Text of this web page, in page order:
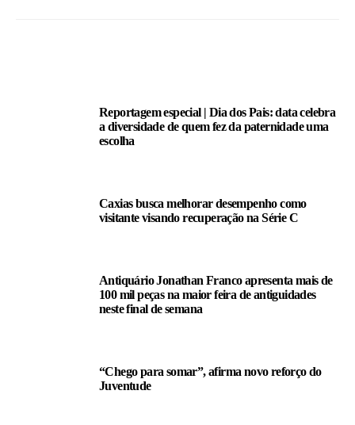
Reportagem especial | Dia dos Pais: data celebra
a diversidade de quem fez da paternidade uma
escolha
Caxias busca melhorar desempenho como
visitante visando recuperação na Série C
Antiquário Jonathan Franco apresenta mais de
100 mil peças na maior feira de antiguidades
neste final de semana
“Chego para somar”, afirma novo reforço do
Juventude